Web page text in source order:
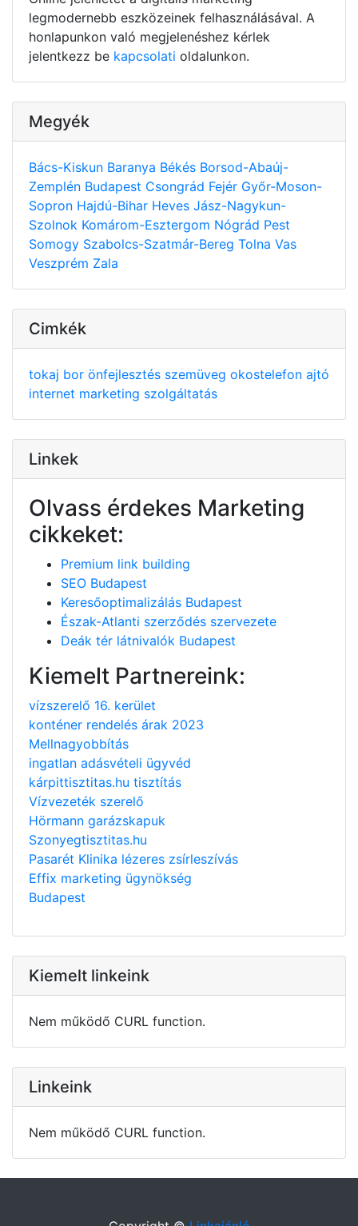
legmodernebb eszközeinek felhasználásával. A
honlapunkon való megjelenéshez kérlek
jelentkezz be kapcsolati oldalunkon.
Megyék
Bács-Kiskun Baranya Békés Borsod-Abaúj-
Zemplén Budapest Csongrád Fejér Győr-Moson-
Sopron Hajdú-Bihar Heves Jász-Nagykun-
Szolnok Komárom-Esztergom Nógrád Pest
Somogy Szabolcs-Szatmár-Bereg Tolna Vas
Veszprém Zala
Cimkék
tokaj bor önfejlesztés szemüveg okostelefon ajtó
internet marketing szolgáltatás
Linkek
Olvass érdekes Marketing
cikkeket:
Premium link building
SEO Budapest
Keresőoptimalizálás Budapest
Észak-Atlanti szerződés szervezete
Deák tér látnivalók Budapest
Kiemelt Partnereink:
vízszerelő 16. kerület
konténer rendelés árak 2023
Mellnagyobbítás
ingatlan adásvételi ügyvéd
kárpittisztitas.hu tisztítás
Vízvezeték szerelő
Hörmann garázskapuk
Szonyegtisztitas.hu
Pasarét Klinika lézeres zsírleszívás
Effix marketing ügynökség
Budapest
Kiemelt linkeink
Nem működő CURL function.
Linkeink
Nem működő CURL function.